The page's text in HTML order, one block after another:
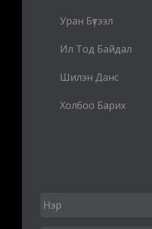
Уран Бүтээл
Ил Тод Байдал
Шилэн Данс
Холбоо Барих